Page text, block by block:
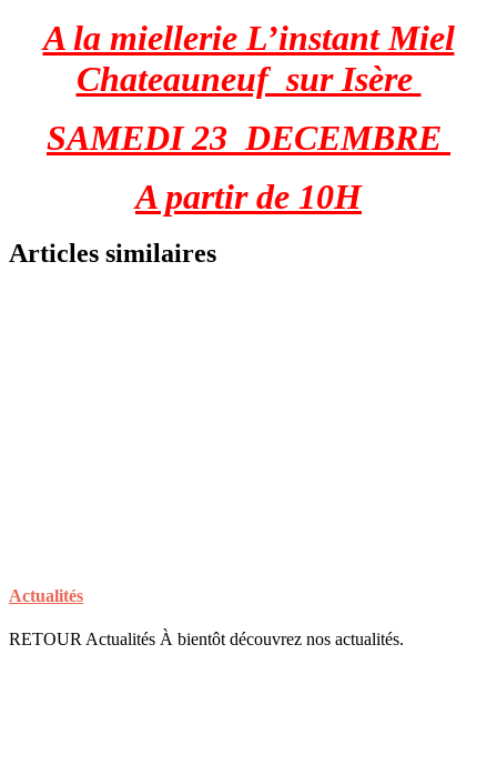
A la miellerie L’instant Miel
Chateauneuf sur Isère
SAMEDI 23 DECEMBRE
A partir de 10H
Articles similaires
Actualités
RETOUR Actualités À bientôt découvrez nos actualités.